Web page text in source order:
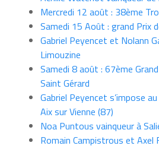
Mercredi 12 août : 38ème
Samedi 15 Août : grand Prix
Gabriel Peyencet et Nolann
Limouzine
Samedi 8 août : 67ème
Saint Gérard
Gabriel Peyencet s’impose
Aix sur Vienne (87)
Noa Puntous vainqueur à
Romain Campistrous et Axel